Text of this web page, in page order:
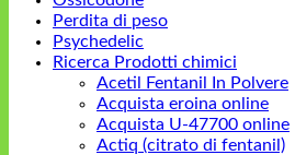
Perdita di peso
Psychedelic
Ricerca Prodotti chimici
Acetil Fentanil In Polvere
Acquista eroina online
Acquista U-47700 online
Actiq (citrato di fentanil)